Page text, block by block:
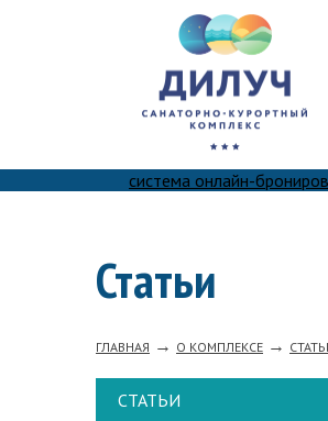
система онлайн-
Статьи
ГЛАВНАЯ → О КОМПЛЕКСЕ →
СТАТЬИ